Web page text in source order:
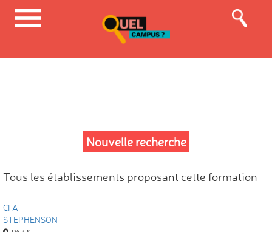
Nouvelle recherche
Tous les établissements proposant cette formation
CFA
STEPHENSON